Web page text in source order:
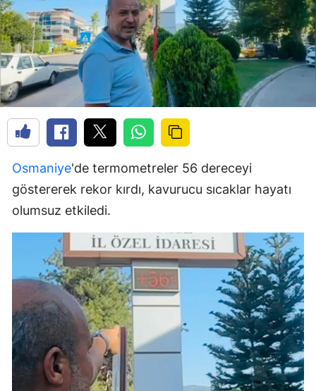
Osmaniye'de termometreler 56 dereceyi
göstererek rekor kırdı, kavurucu sıcaklar hayatı
olumsuz etkiledi.